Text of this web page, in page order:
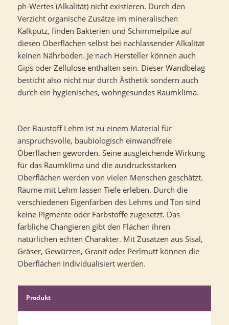
ph-Wertes (Alkalität) nicht existieren. Durch den
Verzicht organische Zusätze im mineralischen
Kalkputz, finden Bakterien und Schimmelpilze auf
diesen Oberflächen selbst bei nachlassender Alkalität
keinen Nährboden. Je nach Hersteller können auch
Gips oder Zellulose enthalten sein. Dieser Wandbelag
besticht also nicht nur durch Ästhetik sondern auch
durch ein hygienisches, wohngesundes Raumklima.
Der Baustoff Lehm ist zu einem Material für
anspruchsvolle, baubiologisch einwandfreie
Oberflächen geworden. Seine ausgleichende Wirkung
für das Raumklima und die ausdrucksstarken
Oberflächen werden von vielen Menschen geschätzt.
Räume mit Lehm lassen Tiefe erleben. Durch die
verschiedenen Eigenfarben des Lehms und Ton sind
keine Pigmente oder Farbstoffe zugesetzt. Das
farbliche Changieren gibt den Flächen ihren
natürlichen echten Charakter. Mit Zusätzen aus Sisal,
Gräser, Gewürzen, Granit oder Perlmutt können die
Oberflächen individualisiert werden.
Produkt